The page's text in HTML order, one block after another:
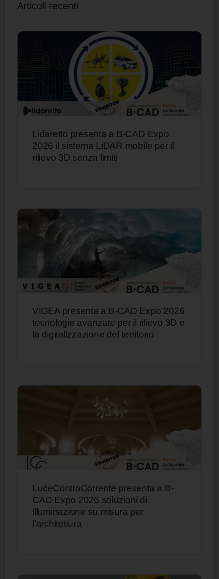
Articoli recenti
Lidaretto presenta a B-CAD Expo
2026 il sistema LiDAR mobile per il
rilievo 3D senza limiti
VIGEA presenta a B-CAD Expo 2026
tecnologie avanzate per il rilievo 3D e
la digitalizzazione del territorio
LuceControCorrente presenta a B-
CAD Expo 2026 soluzioni di
illuminazione su misura per
l’architettura